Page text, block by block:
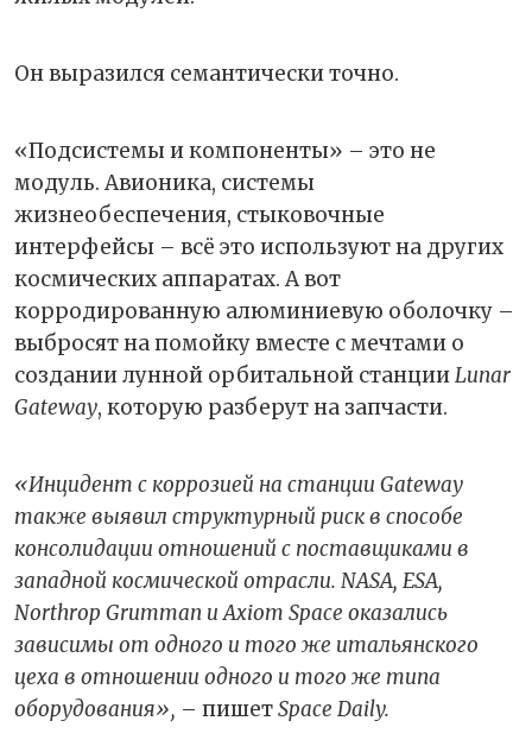
Он выразился семантически точно.
«Подсистемы и компоненты» – это не
модуль. Авионика, системы
жизнеобеспечения, стыковочные
интерфейсы – всё это используют на других
космических аппаратах. А вот
корродированную алюминиевую оболочку –
выбросят на помойку вместе с мечтами о
создании лунной орбитальной станцииLunar
Gateway, которую разберут на запчасти.
«Инцидент с коррозией на станции Gateway
также выявил структурный риск в способе
консолидации отношений с поставщиками в
западной космической отрасли. NASA, ESA,
Northrop Grumman и Axiom Space оказались
зависимы от одного и того же итальянского
цеха в отношении одного и того же типа
оборудования», – пишетSpace Daily.